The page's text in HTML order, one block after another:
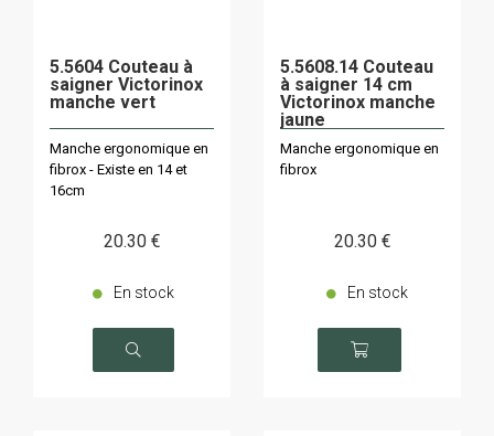
5.5604 Couteau à
saigner Victorinox
manche vert
Manche ergonomique en
fibrox - Existe en 14 et
16cm
20.30 €
En stock
5.5608.14 Couteau
à saigner 14 cm
Victorinox manche
jaune
Manche ergonomique en
fibrox
20.30 €
En stock